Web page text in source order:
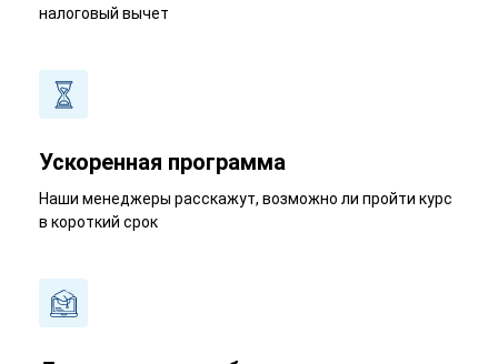
налоговый вычет
Ускоренная программа
Наши менеджеры расскажут, возможно ли пройти курс
в короткий срок